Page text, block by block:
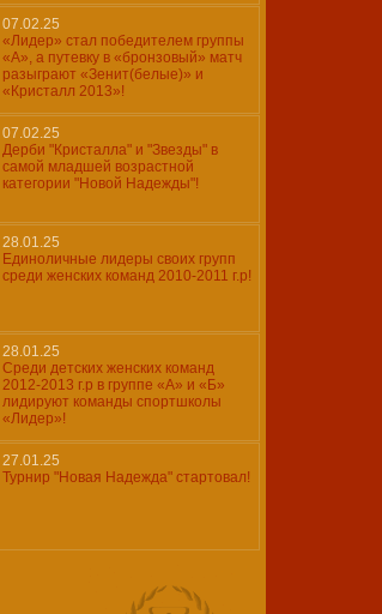
07.02.25
«Лидер» стал победителем группы
«А», а путевку в «бронзовый» матч
разыграют «Зенит(белые)» и
«Кристалл 2013»!
07.02.25
Дерби "Кристалла" и "Звезды" в
самой младшей возрастной
категории "Новой Надежды"!
28.01.25
Единоличные лидеры своих групп
среди женских команд 2010-2011 г.р!
28.01.25
Среди детских женских команд
2012-2013 г.р в группе «А» и «Б»
лидируют команды спортшколы
«Лидер»!
27.01.25
Турнир "Новая Надежда" стартовал!